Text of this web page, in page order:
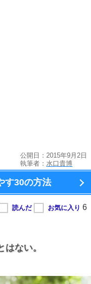
公開日：2015年9月2日
執筆者： 水口貴博
す30の方法
ない。